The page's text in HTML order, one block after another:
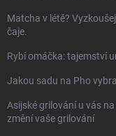
Matcha v létě?
čaje.
Rybí omáčka: tajemství
Jakou sadu na Pho
Asijské grilování u vás
změní vaše grilování